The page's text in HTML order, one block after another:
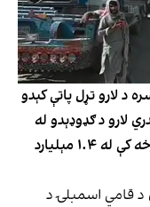
د لارو تړل پاتې کېدو
لارو د ګډوډېدو له
کبله دغه هېواد په سوداګرۍ او ټرانزیټ برخه کې له ۱.۴ مېلیارد
د قامي اسمبلۍ د